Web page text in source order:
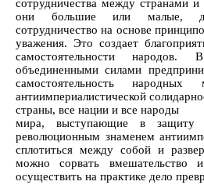
сотрудничества между странами
они большие или малые,
сотрудничество на основе
уважения. Это создает
самостоятельности
объединенными силами
самостоятельность
антиимпериалистической
страны, все нации и все народы
мира, выступающие в защиту
революционным знаменем
сплотиться между собой и
можно сорвать вмешательство
осуществить на практике дело